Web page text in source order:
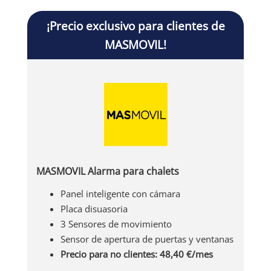
todas las zonas bajo control, por lo que ha
desarrollado este kit enfocado a proteger áticos
¡Precio exclusivo para clientes de
MASMOVIL!
MASMOVIL Alarma para chalets
Panel inteligente con cámara
Placa disuasoria
3 Sensores de movimiento
Sensor de apertura de puertas y ventanas
Precio para no clientes: 48,40 €/mes